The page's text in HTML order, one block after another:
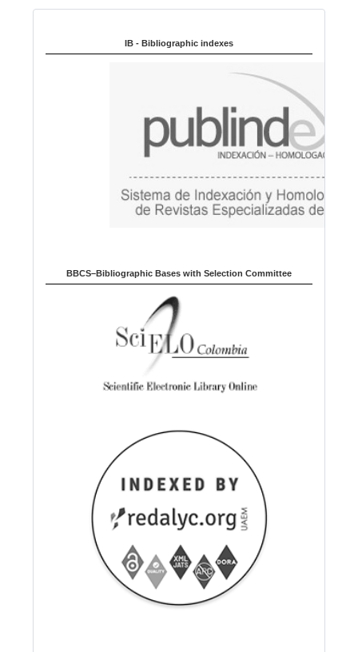
u
IB - Bibliographic indexes
BBCS–Bibliographic Bases with Selection Committee